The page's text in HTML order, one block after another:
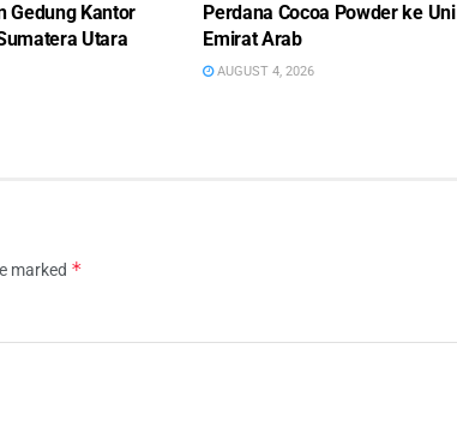
Gedung Kantor
Utara
Perdana Cocoa Powder ke Uni
Emirat Arab
AUGUST 4, 2026
marked *